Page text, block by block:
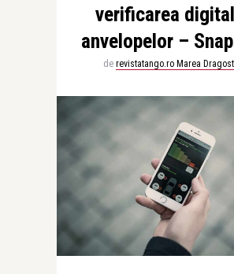
verificarea
anvelopelor –
de revistatango.ro Marea